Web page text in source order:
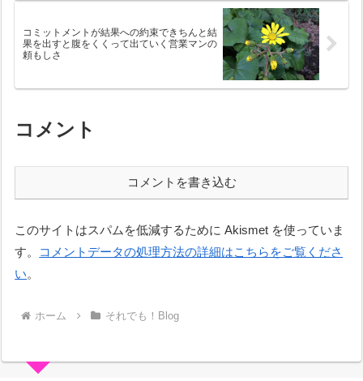
コミットメントが結果への約束できちんと結
果を出すと腹をくくって出ていく営業マンの
頼もしさ
コメント
コメントを書き込む
このサイトはスパムを低減するために Akismet を使っていま
す。
コメントデータの処理方法の詳細はこちらをご覧くださ
い。
ホーム それでも！Blog